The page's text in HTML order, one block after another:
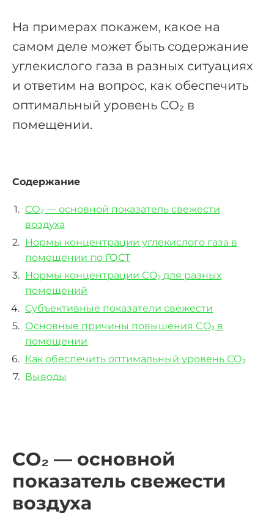
На примерах покажем, какое на
самом деле может быть содержание
углекислого газа в разных ситуациях
и ответим на вопрос, как обеспечить
оптимальный уровень CO₂ в
помещении.
Содержание
СО₂ — основной показатель свежести
воздуха
Нормы концентрации углекислого газа в
помещении по ГОСТ
Нормы концентрации CO₂ для разных
помещений
Субъективные показатели свежести
Основные причины повышения CO₂ в
помещении
Как обеспечить оптимальный уровень СО₂
Выводы
СО₂ — основной
показатель свежести
воздуха